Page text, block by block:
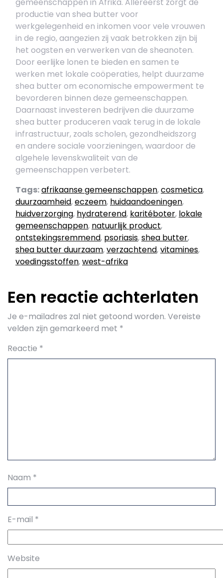
productie van shea butter voor
werkgelegenheid en inkomen voor vele vrouwen
in de regio, aangezien zij vaak betrokken zijn bij
het oogsten en verwerken van de sheanoten.
Door eerlijke lonen te bieden en samen te
werken met lokale coöperaties, helpt duurzame
shea butter om economische empowerment te
bevorderen binnen deze gemeenschappen.
Daarnaast investeren bedrijven die duurzame
shea butter produceren vaak terug in de lokale
infrastructuur, zoals scholen, gezondheidszorg
en andere sociale voorzieningen, waardoor de
algehele levenskwaliteit van de
gemeenschappen verbetert.
Tags:afrikaanse gemeenschappen,cosmetica,
duurzaamheid,eczeem, huidaandoeningen,
huidverzorging, hydraterend, karitéboter, lokale
gemeenschappen, natuurlijk product,
ontstekingsremmend, psoriasis,shea butter,
shea butter duurzaam,verzachtend,vitamines,
voedingsstoffen,west-afrika
Een reactie achterlaten
Je e-mailadres zal niet getoond worden. Vereiste
velden zijn gemarkeerd met *
Reactie *
Naam *
E-mail *
Website